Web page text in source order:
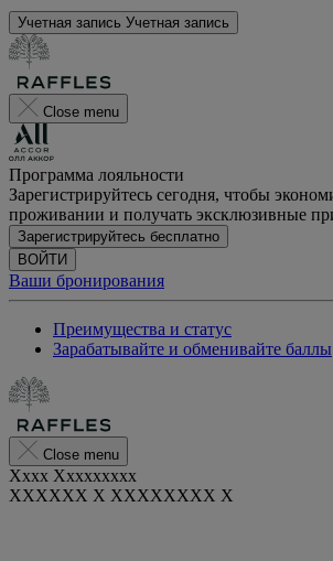
Учетная запись Учетная запись
Close menu
Программа лояльности
Зарегистрируйтесь сегодня, чтобы
проживании и получать эксклюзивные
Зарегистрируйтесь бесплатно
ВОЙТИ
Ваши бронирования
Преимущества и статус
Зарабатывайте и обменивайте баллы
Close menu
Xxxx Xxxxxxxxx
XXXXXX X XXXXXXXX X